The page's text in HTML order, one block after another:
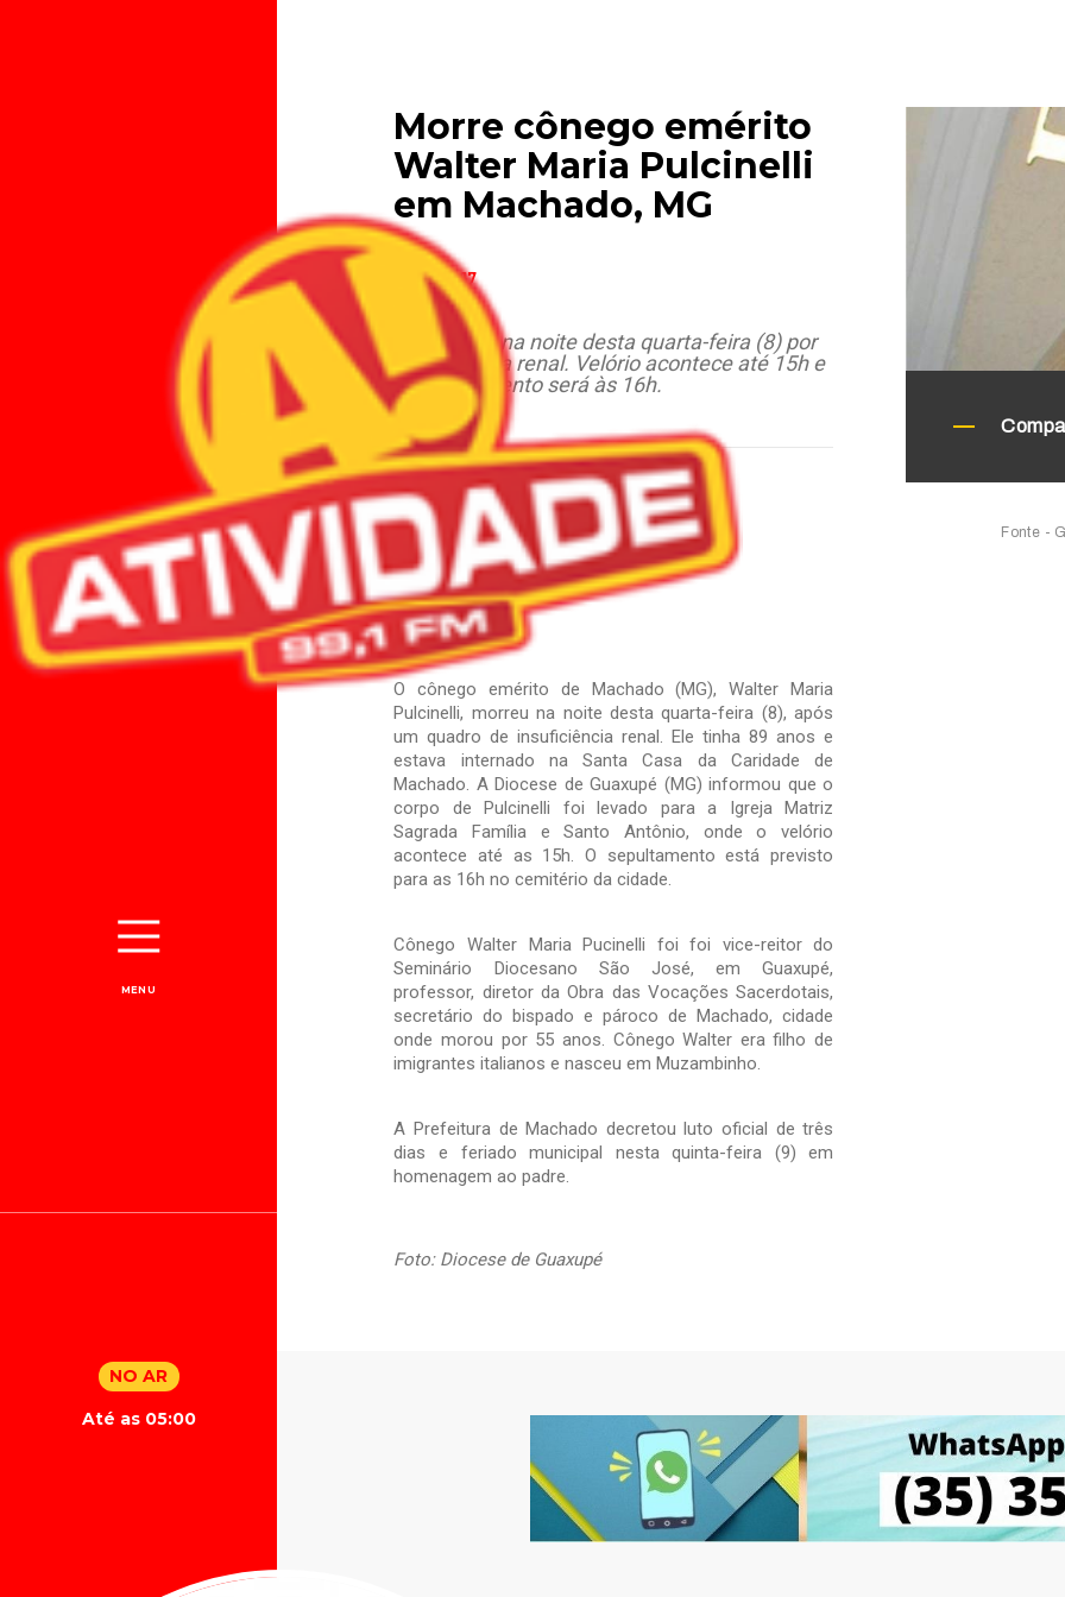
MENU
NO AR
Até as 05:00
Morre cônego emérito
Walter Maria Pulcinelli
em Machado, MG
09.02.2017
Ele morreu na noite desta quarta-feira (8) por
insuficiência renal. Velório acontece até 15h e
o sepultamento será às 16h.
O cônego emérito de Machado (MG), Walter Maria
Pulcinelli, morreu na noite desta quarta-feira (8), após
um quadro de insuficiência renal. Ele tinha 89 anos e
estava internado na Santa Casa da Caridade de
Machado. A Diocese de Guaxupé (MG) informou que o
corpo de Pulcinelli foi levado para a Igreja Matriz
Sagrada Família e Santo Antônio, onde o velório
acontece até as 15h. O sepultamento está previsto
para as 16h no cemitério da cidade.
Cônego Walter Maria Pucinelli foi foi vice-reitor do
Seminário Diocesano São José, em Guaxupé,
professor, diretor da Obra das Vocações Sacerdotais,
secretário do bispado e pároco de Machado, cidade
onde morou por 55 anos. Cônego Walter era filho de
imigrantes italianos e nasceu em Muzambinho.
A Prefeitura de Machado decretou luto oficial de três
dias e feriado municipal nesta quinta-feira (9) em
homenagem ao padre.
Foto: Diocese de Guaxupé
Fonte -